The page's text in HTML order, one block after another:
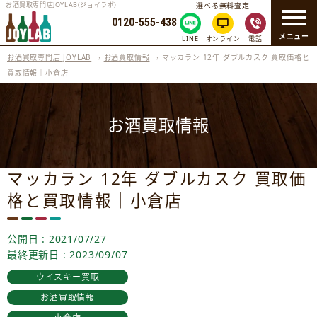
メニュー
お酒買取専門店JOYLAB(ジョイラボ)
0120-555-438
選べる無料査定
LINE オンライン 電話
お酒買取専門店 JOYLAB › お酒買取情報 › マッカラン 12年 ダブルカスク 買取価格と
買取情報｜小倉店
お酒買取情報
マッカラン 12年 ダブルカスク 買取価
格と買取情報｜小倉店
公開日 : 2021/07/27
最終更新日 : 2023/09/07
ウイスキー買取
お酒買取情報